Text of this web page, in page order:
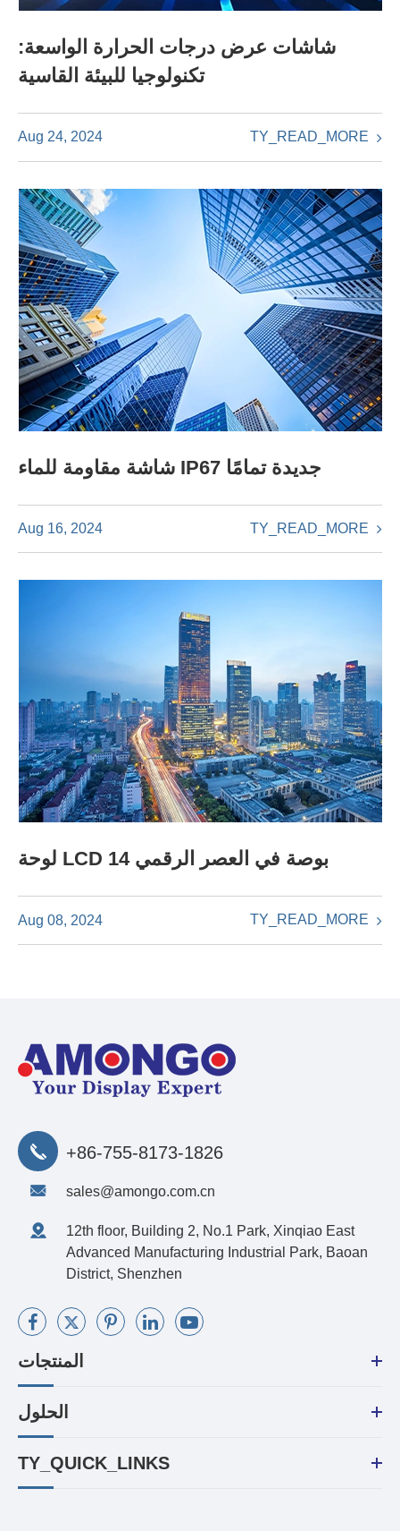
شاشات عرض درجات الحرارة الواسعة:
تكنولوجيا للبيئة القاسية
Aug 24, 2024 TY_READ_MORE
شاشة مقاومة للماء IP67 جديدة تمامًا
Aug 16, 2024 TY_READ_MORE
لوحة LCD 14 بوصة في العصر الرقمي
Aug 08, 2024 TY_READ_MORE
+86-755-8173-1826
sales@amongo.com.cn
12th floor, Building 2, No.1 Park, Xinqiao East
Advanced Manufacturing Industrial Park, Baoan
District, Shenzhen
المنتجات
الحلول
TY_QUICK_LINKS